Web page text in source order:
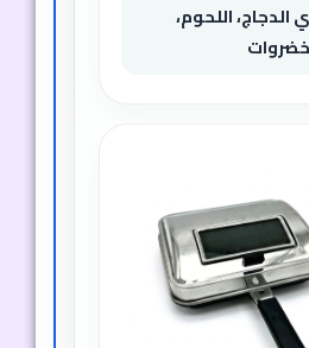
اللحوم،